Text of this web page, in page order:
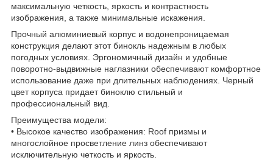
максимальную четкость, яркость и контрастность
изображения, а также минимальные искажения.
Прочный алюминиевый корпус и водонепроницаемая
конструкция делают этот бинокль надежным в любых
погодных условиях. Эргономичный дизайн и удобные
поворотно-выдвижные наглазники обеспечивают комфортное
использование даже при длительных наблюдениях. Черный
цвет корпуса придает биноклю стильный и
профессиональный вид.
Преимущества модели:
• Высокое качество изображения: Roof призмы и
многослойное просветление линз обеспечивают
исключительную четкость и яркость.